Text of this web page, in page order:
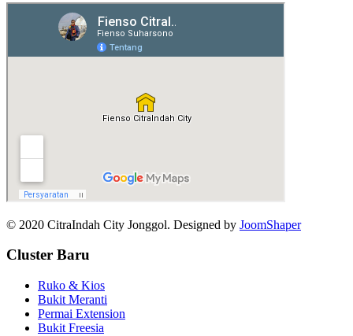
© 2020 CitraIndah City Jonggol. Designed by JoomShaper
Cluster Baru
Ruko & Kios
Bukit Meranti
Permai Extension
Bukit Freesia